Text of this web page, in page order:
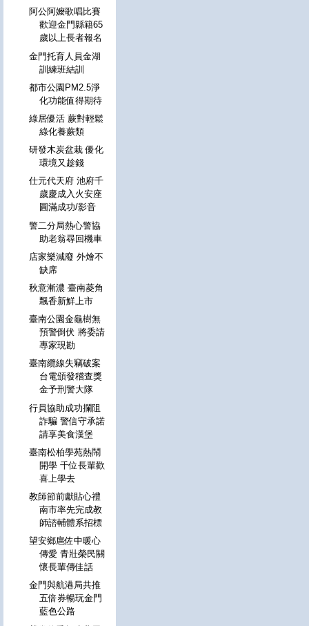
阿公阿嬤歌唱比賽
歡迎金門縣籍65
歲以上長者報名
金門托育人員金湖
訓練班結訓
都市公園PM2.5淨
化功能值得期待
綠居優活 蕨對輕鬆
綠化養蕨類
研發木炭盆栽 優化
環境又趁錢
仕元代天府 池府千
歲慶成入火安座
圓滿成功/影音
警二分局熱心警協
助老翁尋回機車
店家樂減廢 外燴不
缺席
秋意漸濃 臺南菱角
飄香新鮮上市
臺南公園金龜樹無
預警倒伏 將委請
專家現勘
臺南纜線失竊破案
台電頒發稽查獎
金予刑警大隊
行員協助成功攔阻
詐騙 警信守承諾
請享美食漢堡
臺南松柏學苑熱鬧
開學 千位長輩歡
喜上學去
教師節前獻貼心禮
南市率先完成教
師諮輔體系招標
望安鄉扈佐中暖心
傳愛 青壯榮民關
懷長輩傳佳話
金門與航港局共推
五倍券暢玩金門
藍色公路